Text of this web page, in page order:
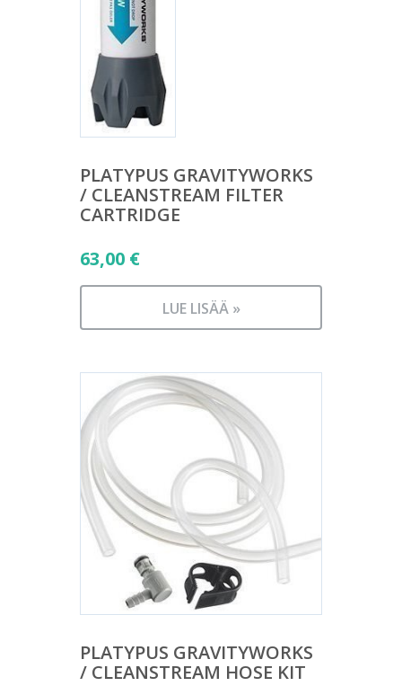
PLATYPUS GRAVITYWORKS
/ CLEANSTREAM FILTER
CARTRIDGE
63,00 €
LUE LISÄÄ »
PLATYPUS GRAVITYWORKS
/ CLEANSTREAM HOSE KIT